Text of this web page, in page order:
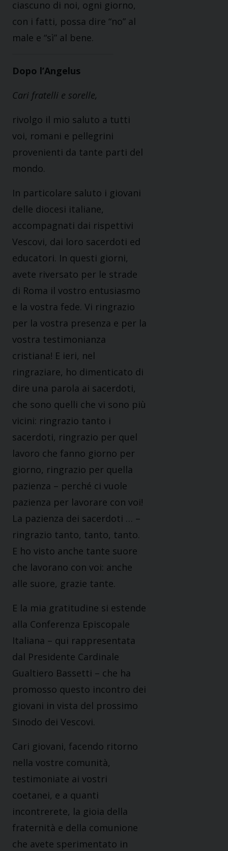
ciascuno di noi, ogni giorno,
con i fatti, possa dire “no” al
male e “sì” al bene.
Dopo l’Angelus
Cari fratelli e sorelle,
rivolgo il mio saluto a tutti
voi, romani e pellegrini
provenienti da tante parti del
mondo.
In particolare saluto i giovani
delle diocesi italiane,
accompagnati dai rispettivi
Vescovi, dai loro sacerdoti ed
educatori. In questi giorni,
avete riversato per le strade
di Roma il vostro entusiasmo
e la vostra fede. Vi ringrazio
per la vostra presenza e per la
vostra testimonianza
cristiana! E ieri, nel
ringraziare, ho dimenticato di
dire una parola ai sacerdoti,
che sono quelli che vi sono più
vicini: ringrazio tanto i
sacerdoti, ringrazio per quel
lavoro che fanno giorno per
giorno, ringrazio per quella
pazienza – perché ci vuole
pazienza per lavorare con voi!
La pazienza dei sacerdoti … –
ringrazio tanto, tanto, tanto.
E ho visto anche tante suore
che lavorano con voi: anche
alle suore, grazie tante.
E la mia gratitudine si estende
alla Conferenza Episcopale
Italiana – qui rappresentata
dal Presidente Cardinale
Gualtiero Bassetti – che ha
promosso questo incontro dei
giovani in vista del prossimo
Sinodo dei Vescovi.
Cari giovani, facendo ritorno
nella vostre comunità,
testimoniate ai vostri
coetanei, e a quanti
incontrerete, la gioia della
fraternità e della comunione
che avete sperimentato in